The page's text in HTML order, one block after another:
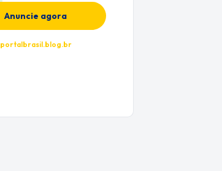
Anuncie agora
portalbrasil.blog.br